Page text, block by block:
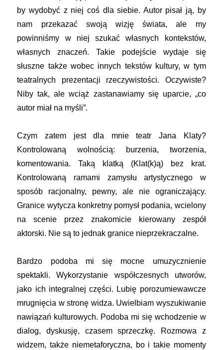
by wydobyć z niej coś dla siebie. Autor pisał ją, by
nam przekazać swoją wizję świata, ale my
powinniśmy w niej szukać własnych kontekstów,
własnych znaczeń. Takie podejście wydaje się
słuszne także wobec innych tekstów kultury, w tym
teatralnych prezentacji rzeczywistości. Oczywiste?
Niby tak, ale wciąż zastanawiamy się uparcie, „co
autor miał na myśli”.
Czym zatem jest dla mnie teatr Jana Klaty?
Kontrolowaną wolnością: burzenia, tworzenia,
komentowania. Taką klatką (Klat(k)ą) bez krat.
Kontrolowaną ramami zamysłu artystycznego w
sposób racjonalny, pewny, ale nie ograniczający.
Granice wytycza konkretny pomysł podania, wcielony
na scenie przez znakomicie kierowany zespół
aktorski. Nie są to jednak granice nieprzekraczalne.
Bardzo podoba mi się mocne umuzycznienie
spektakli. Wykorzystanie współczesnych utworów,
jako ich integralnej części. Lubię porozumiewawcze
mrugnięcia w stronę widza. Uwielbiam wyszukiwanie
nawiązań kulturowych. Podoba mi się wchodzenie w
dialog, dyskusję, czasem sprzeczkę. Rozmowa z
widzem, także niemetaforyczna, bo i takie momenty